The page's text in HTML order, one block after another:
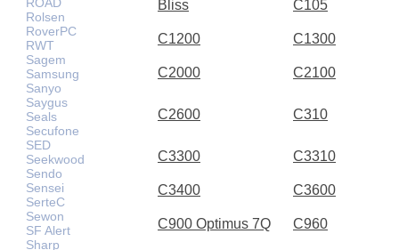
Rolsen
RoverPC
RWT
Sagem
Samsung
Sanyo
Saygus
Seals
Secufone
SED
Seekwood
Sendo
Sensei
SerteC
Sewon
SF Alert
Sharp
Bliss C105
C1200 C1300
C2000 C2100
C2600 C310
C3300 C3310
C3400 C3600
C900 Optimus 7Q C960